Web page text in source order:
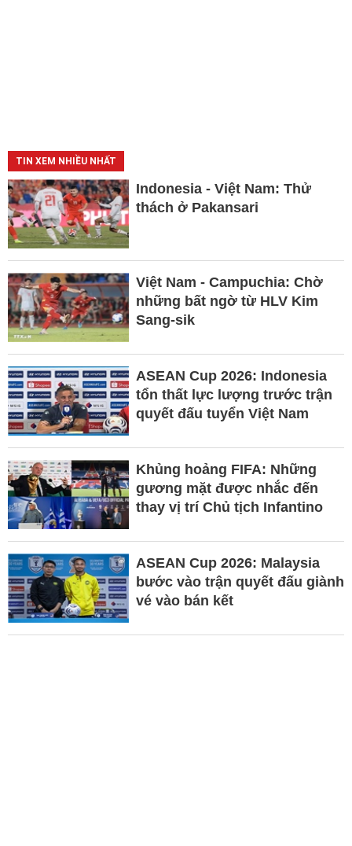
TIN XEM NHIỀU NHẤT
Indonesia - Việt Nam: Thử
thách ở Pakansari
Việt Nam - Campuchia: Chờ
những bất ngờ từ HLV Kim
Sang-sik
ASEAN Cup 2026: Indonesia
tổn thất lực lượng trước trận
quyết đấu tuyển Việt Nam
Khủng hoảng FIFA: Những
gương mặt được nhắc đến
thay vị trí Chủ tịch Infantino
ASEAN Cup 2026: Malaysia
bước vào trận quyết đấu giành
vé vào bán kết